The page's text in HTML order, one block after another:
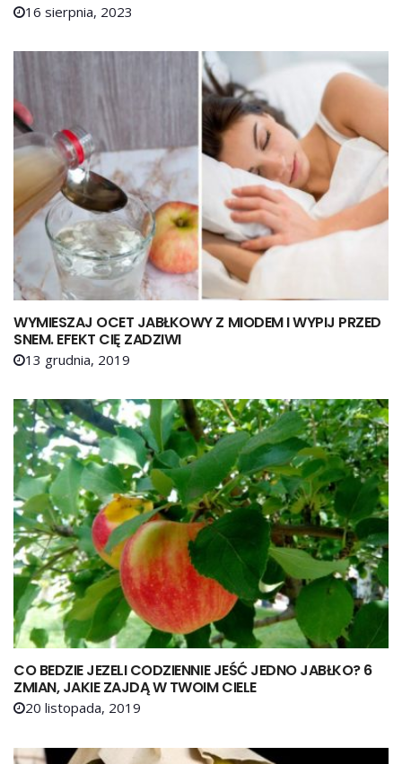
16 sierpnia, 2023
WYMIESZAJ OCET JABŁKOWY Z MIODEM I WYPIJ PRZED
SNEM. EFEKT CIĘ ZADZIWI
13 grudnia, 2019
CO BEDZIE JEZELI CODZIENNIE JEŚĆ JEDNO JABŁKO? 6
ZMIAN, JAKIE ZAJDĄ W TWOIM CIELE
20 listopada, 2019